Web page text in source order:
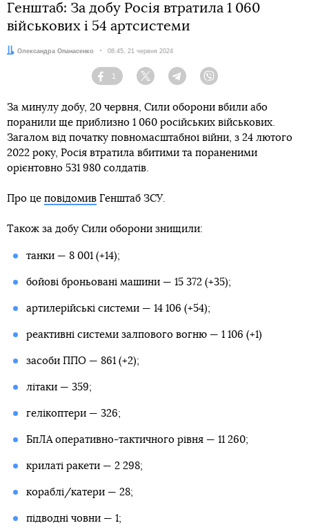
Генштаб: За добу Росія втратила 1 060
військових і 54 артсистеми
Автор:
Олександра Опанасенко Дата:
08:45, 21 червня 2024
Facebook
1
Twitter TelegramViber
За минулу добу, 20 червня, Сили оборони вбили або
поранили ще приблизно 1 060 російських військових.
Загалом від початку повномасштабної війни, з 24 лютого
2022 року, Росія втратила вбитими та пораненими
орієнтовно 531 980 солдатів.
Про це повідомив Генштаб ЗСУ.
Також за добу Сили оборони знищили:
танки — 8 001 (+14);
бойові броньовані машини — 15 372 (+35);
артилерійські системи — 14 106 (+54);
реактивні системи залпового вогню — 1 106 (+1)
засоби ППО — 861 (+2);
літаки — 359;
гелікоптери — 326;
БпЛА оперативно-тактичного рівня — 11 260;
крилаті ракети — 2 298;
кораблі/катери — 28;
підводні човни — 1;